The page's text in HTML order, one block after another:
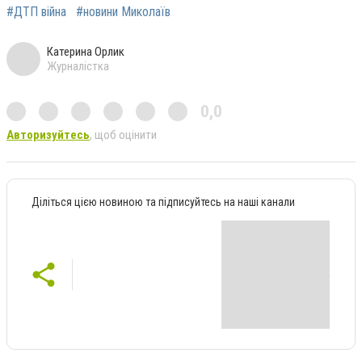
#ДТП війна #новини Миколаїв
Катерина Орлик
Журналістка
0,0
Авторизуйтесь, щоб оцінити
Діліться цією новиною та підписуйтесь на наші канали